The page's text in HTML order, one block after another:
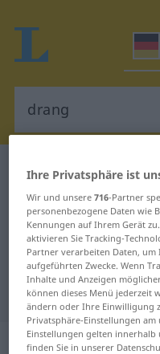
Deutsch-
Deutsch-
Übersetzung
"drang"
Übersetzung
„drang“:
Ihre Privatsphäre ist
Wir und unsere716-Partner
personenbezogene Daten wie
Kennungen auf Ihrem Gerät
aktivieren Sie Tracking-
Partner verarbeiten Daten, um
aufgeführten Zwecke. Wenn
Inhalte und Anzeigen
können dieses Menü jederzeit
ändern oder Ihre Einwilligung
Privatsphäre-Einstellungen
Einstellungen gelten innerhalb
finden Sie in unserer